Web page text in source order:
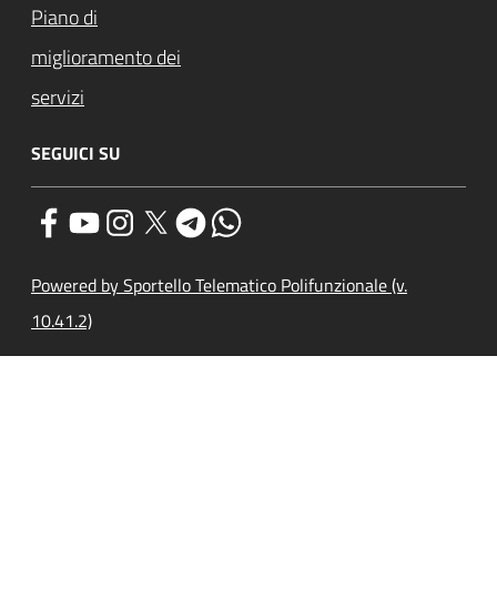
Piano di
miglioramento dei
servizi
SEGUICI SU
Powered by Sportello Telematico Polifunzionale (v.
10.41.2)